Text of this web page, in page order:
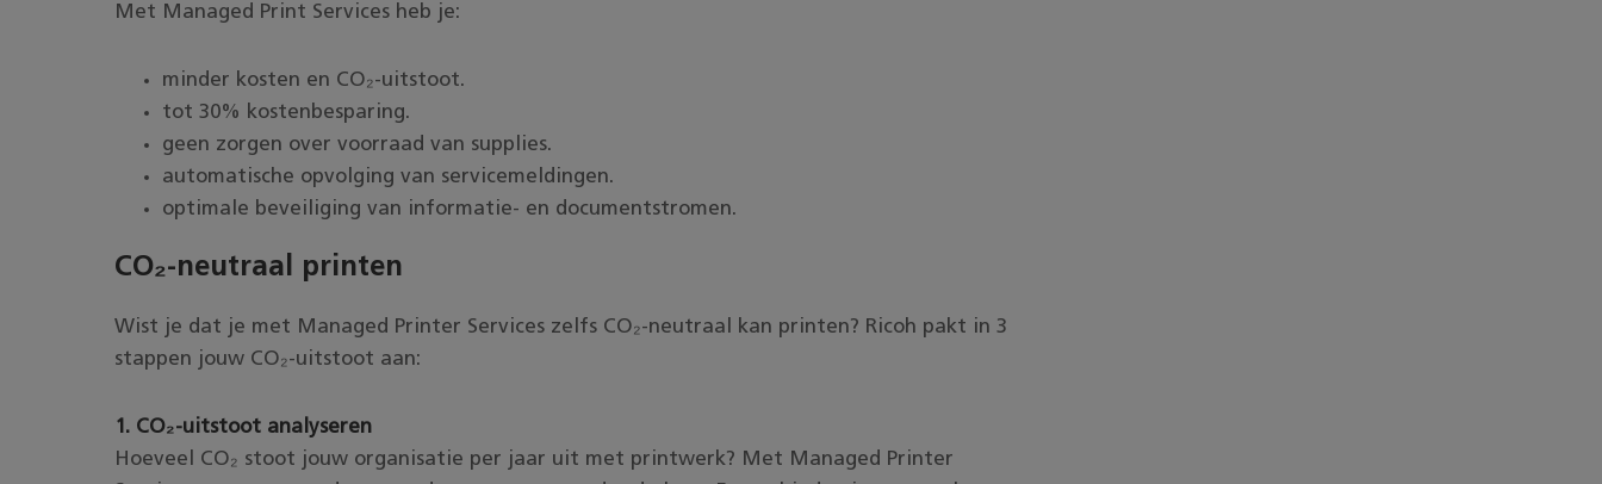
Met Managed Print Services heb je:
minder kosten en CO₂-uitstoot.
tot 30% kostenbesparing.
geen zorgen over voorraad van supplies.
automatische opvolging van servicemeldingen.
optimale beveiliging van informatie- en documentstromen.
CO₂-neutraal printen
Wist je dat je met Managed Printer Services zelfs CO₂-neutraal kan printen? Ricoh pakt in 3
stappen jouw CO₂-uitstoot aan:
1. CO₂-uitstoot analyseren
Hoeveel CO₂ stoot jouw organisatie per jaar uit met printwerk? Met Managed Printer